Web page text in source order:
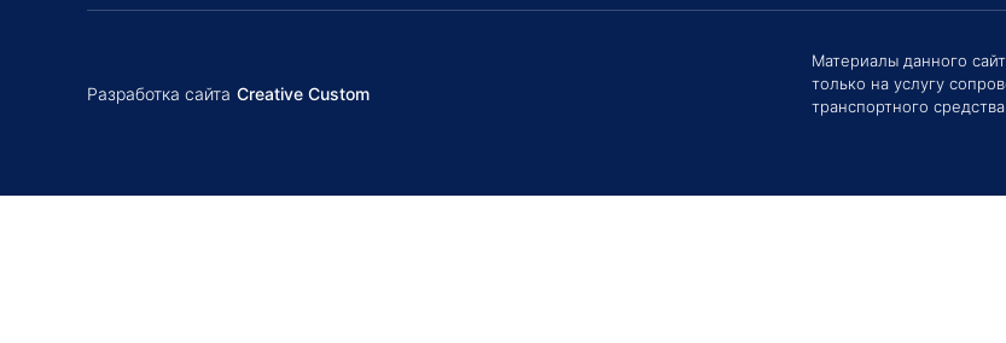
Материалы данного
только на услугу
транспортного
Разработка сайта Creative Custom